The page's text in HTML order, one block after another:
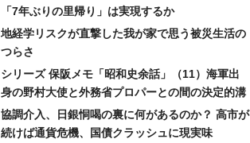
「7年ぶりの里帰り」は実現するか
地経学リスクが直撃した我が家で思う被災生活の
つらさ
シリーズ 保阪メモ「昭和史余話」（11）海軍出
身の野村大使と外務省プロパーとの間の決定的溝
協調介入、日銀恫喝の裏に何があるのか？ 高市が
続けば通貨危機、国債クラッシュに現実味